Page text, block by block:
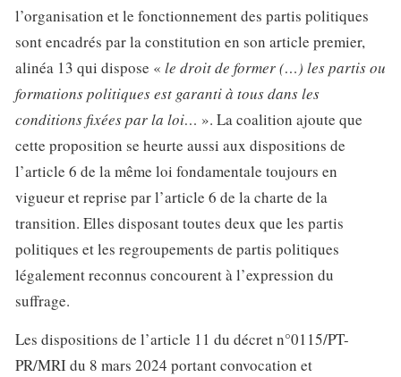
l’organisation et le fonctionnement des partis politiques
sont encadrés par la constitution en son article premier,
alinéa 13 qui dispose « le droit de former (…) les partis ou
formations politiques est garanti à tous dans les
conditions fixées par la loi… ». La coalition ajoute que
cette proposition se heurte aussi aux dispositions de
l’article 6 de la même loi fondamentale toujours en
vigueur et reprise par l’article 6 de la charte de la
transition. Elles disposant toutes deux que les partis
politiques et les regroupements de partis politiques
légalement reconnus concourent à l’expression du
suffrage.
Les dispositions de l’article 11 du décret n°0115/PT-
PR/MRI du 8 mars 2024 portant convocation et